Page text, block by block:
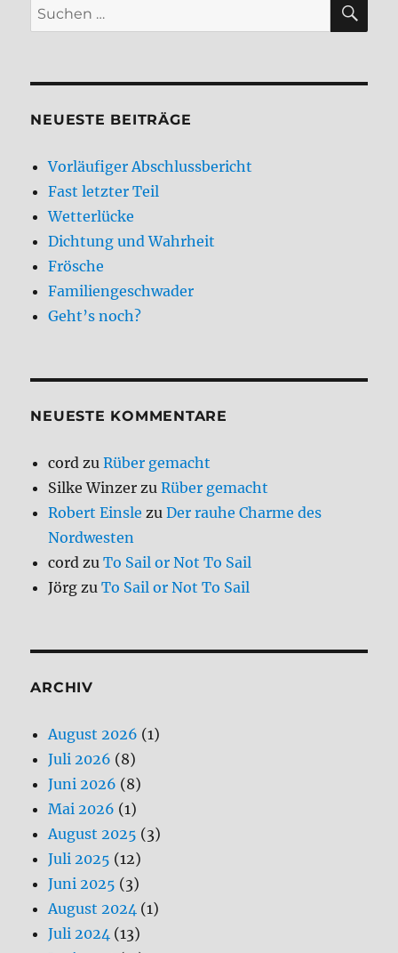
Suchen
nach:
NEUESTE BEITRÄGE
Vorläufiger Abschlussbericht
Fast letzter Teil
Wetterlücke
Dichtung und Wahrheit
Frösche
Familiengeschwader
Geht’s noch?
NEUESTE KOMMENTARE
cord zuRüber gemacht
Silke Winzer zuRüber gemacht
Robert Einsle zuDer rauhe Charme des
Nordwesten
cord zuTo Sail or Not To Sail
Jörg zuTo Sail or Not To Sail
ARCHIV
August 2026 (1)
Juli 2026 (8)
Juni 2026 (8)
Mai 2026 (1)
August 2025 (3)
Juli 2025 (12)
Juni 2025 (3)
August 2024 (1)
Juli 2024 (13)